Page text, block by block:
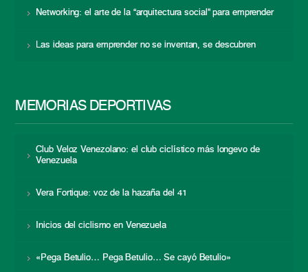
Networking: el arte de la “arquitectura social” para emprender
Las ideas para emprender no se inventan, se descubren
MEMORIAS DEPORTIVAS
Club Veloz Venezolano: el club ciclístico más longevo de
Venezuela
Vera Fortique: voz de la hazaña del 41
Inicios del ciclismo en Venezuela
«Pega Betulio… Pega Betulio… Se cayó Betulio»